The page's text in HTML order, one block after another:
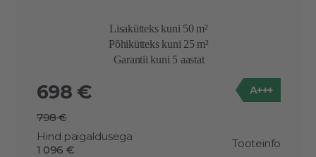
°C -20
Kategooriad
Lisakütteks kuni 50 m²
Põhikütteks kuni 25 m²
Garantii kuni 5 aastat
698 €
798 €
Hind paigaldusega
1 096 €
A+++
Tooteinfo